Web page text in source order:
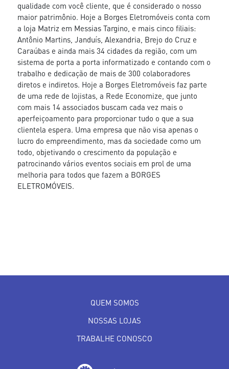
qualidade com você cliente, que é considerado o nosso
maior patrimônio. Hoje a Borges Eletromóveis conta com
a loja Matriz em Messias Targino, e mais cinco filiais:
Antônio Martins, Janduís, Alexandria, Brejo do Cruz e
Caraúbas e ainda mais 34 cidades da região, com um
sistema de porta a porta informatizado e contando com o
trabalho e dedicação de mais de 300 colaboradores
diretos e indiretos. Hoje a Borges Eletromóveis faz parte
de uma rede de lojistas, a Rede Economize, que junto
com mais 14 associados buscam cada vez mais o
aperfeiçoamento para proporcionar tudo o que a sua
clientela espera. Uma empresa que não visa apenas o
lucro do empreendimento, mas da sociedade como um
todo, objetivando o crescimento da população e
patrocinando vários eventos sociais em prol de uma
melhoria para todos que fazem a BORGES
ELETROMÓVEIS.
QUEM SOMOS
NOSSAS LOJAS
TRABALHE CONOSCO